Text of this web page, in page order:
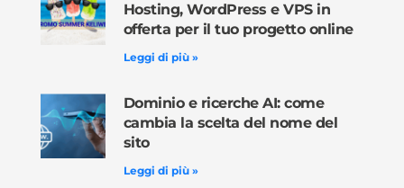
Hosting, WordPress e VPS in
offerta per il tuo progetto online
Leggi di più »
Dominio e ricerche AI: come
cambia la scelta del nome del
sito
Leggi di più »